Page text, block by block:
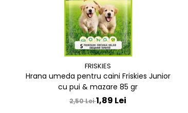
FRISKIES
Hrana umeda pentru caini Friskies Junior
cu pui & mazare 85 gr
2,50 Lei1,89 Lei